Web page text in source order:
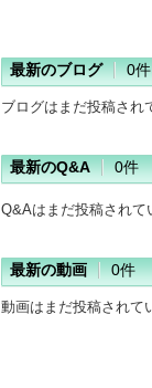
最新のブログ 0件
ブログはまだ投稿され
最新のQ&A 0件
Q&Aはまだ投稿されて
最新の動画 0件
動画はまだ投稿されて